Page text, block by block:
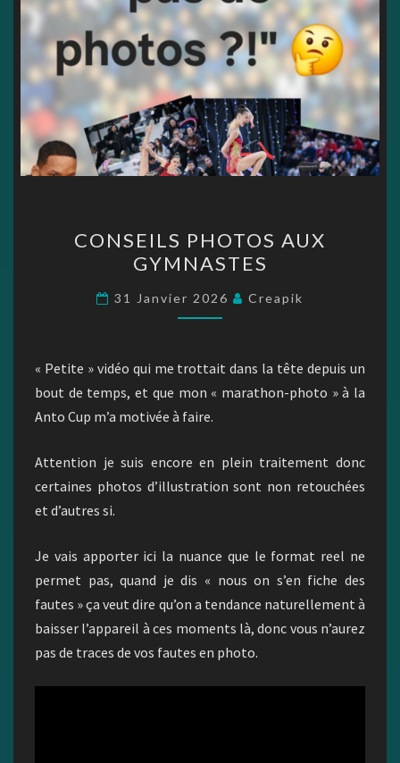
PHOTOS
AUX
GYMNASTES
CONSEILS PHOTOS AUX
GYMNASTES
31 Janvier 2026 Creapik
« Petite » vidéo qui me trottait dans la tête depuis un
bout de temps, et que mon « marathon-photo » à la
Anto Cup m’a motivée à faire.
Attention je suis encore en plein traitement donc
certaines photos d’illustration sont non retouchées
et d’autres si.
Je vais apporter ici la nuance que le format reel ne
permet pas, quand je dis « nous on s’en fiche des
fautes » ça veut dire qu’on a tendance naturellement à
baisser l’appareil à ces moments là, donc vous n’aurez
pas de traces de vos fautes en photo.